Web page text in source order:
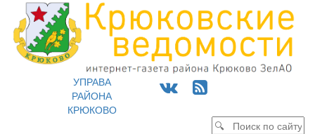
УПРАВА
РАЙОНА
КРЮКОВО